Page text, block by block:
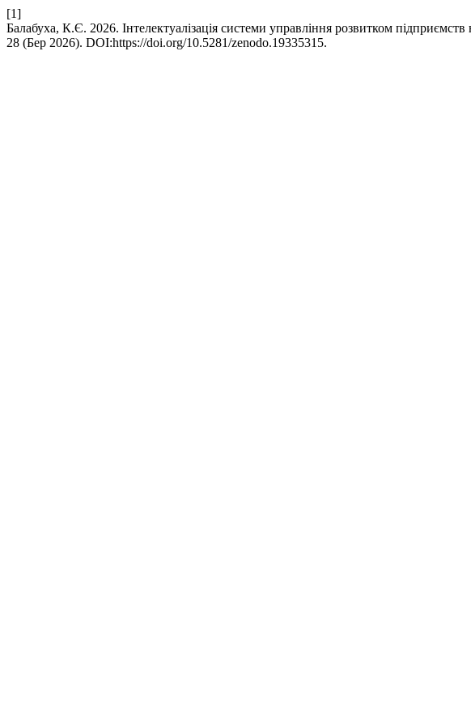
[1]
Балабуха, К.Є. 2026. Інтелектуалізація системи управління розвитком
28 (Бер 2026). DOI:https://doi.org/10.5281/zenodo.19335315.